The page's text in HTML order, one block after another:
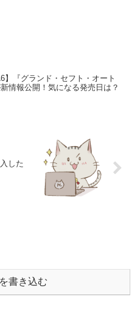
】『グランド・セフト・オート
情報公開！気になる発売日は？
した
書き込む